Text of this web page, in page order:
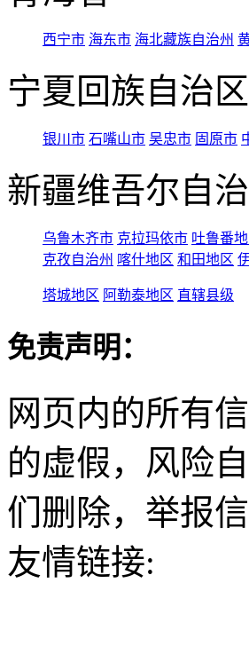
西宁市 海东市 海北藏族自治州
宁夏回族自治区
银川市 石嘴山市 吴忠市 固原市
新疆维吾尔自
乌鲁木齐市 克拉玛依市 吐鲁番
克孜自治州 喀什地区 和田地区
塔城地区 阿勒泰地区 直辖县级
免责声明：
网页内的所有
的虚假，风险
们删除，举报
友情链接: